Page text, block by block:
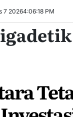
7 20264:06:18 PM